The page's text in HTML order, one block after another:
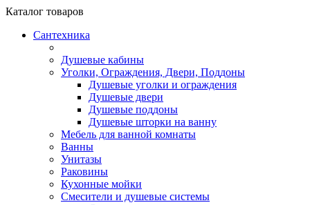
Каталог товаров
Сантехника
Душевые кабины
Уголки, Ограждения, Двери, Поддоны
Душевые уголки и ограждения
Душевые двери
Душевые поддоны
Душевые шторки на ванну
Мебель для ванной комнаты
Ванны
Унитазы
Раковины
Кухонные мойки
Смесители и душевые системы